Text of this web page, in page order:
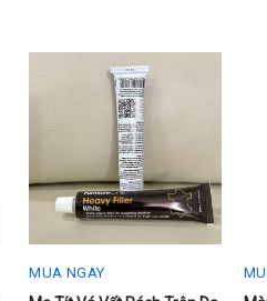
MUA NGAY